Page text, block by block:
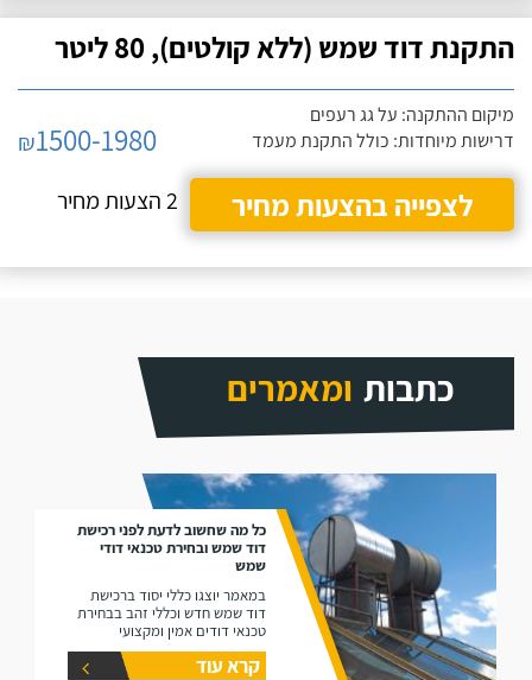
התקנת דוד שמש (ללא קולטים), 80 ליטר
מיקום ההתקנה: על גג רעפים
דרישות מיוחדות: כולל התקנת מעמד
₪1500-1980
לצפייה בהצעות מחיר
2 הצעות מחיר
כתבות ומאמרים
כל מה שחשוב לדעת לפני רכישת
דוד שמש ובחירת טכנאי דודי
שמש
במאמר יוצגו כללי יסוד ברכישת
דוד שמש חדש וכללי זהב בבחירת
טכנאי דודים אמין ומקצועי
קרא עוד